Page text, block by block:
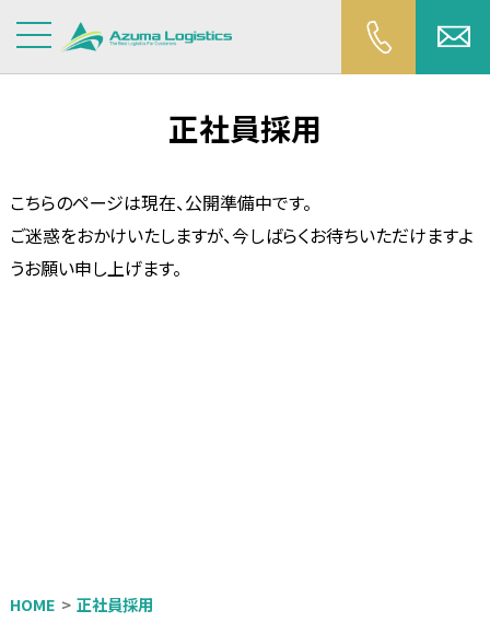
正社員採用
こちらのページは現在、公開準備中です。
ご迷惑をおかけいたしますが、今しばらくお待ちいただけますよ
うお願い申し上げます。
HOME 正社員採用